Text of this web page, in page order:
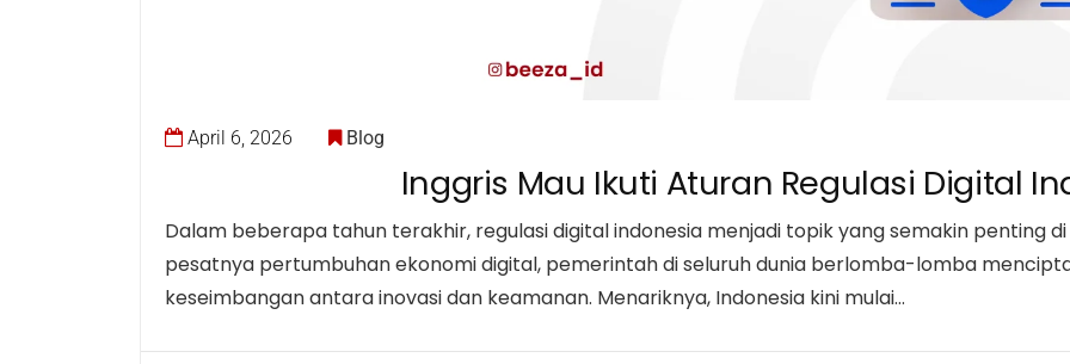
April 6, 2026 Blog
Inggris Mau Ikuti Aturan Regulasi Digital
Dalam beberapa tahun terakhir, regulasi digital indonesia menjadi topik yang semakin penting
pesatnya pertumbuhan ekonomi digital, pemerintah di seluruh dunia berlomba-lomba
keseimbangan antara inovasi dan keamanan. Menariknya, Indonesia kini mulai…